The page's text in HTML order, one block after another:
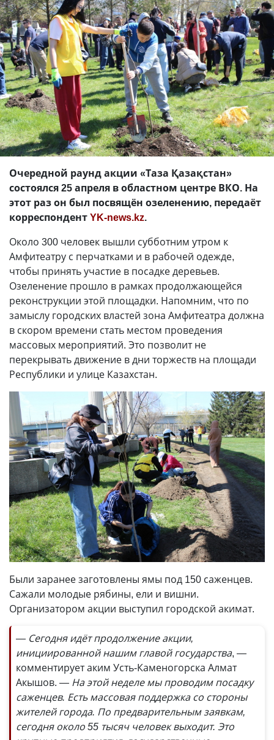
Очередной раунд акции «Таза Қазақстан»
состоялся 25 апреля в областном центре ВКО. На
этот раз он был посвящён озеленению, передаёт
корреспондентYK-news.kz.
Около 300 человек вышли субботним утром к
Амфитеатру с перчатками и в рабочей одежде,
чтобы принять участие в посадке деревьев.
Озеленение прошло в рамках продолжающейся
реконструкции этой площадки. Напомним, что по
замыслу городских властей зона Амфитеатра должна
в скором времени стать местом проведения
массовых мероприятий. Это позволит не
перекрывать движение в дни торжеств на площади
Республики и улице Казахстан.
Были заранее заготовлены ямы под 150 саженцев.
Сажали молодые рябины, ели и вишни.
Организатором акции выступил городской акимат.
— Сегодня идёт продолжение акции,
инициированной нашим главой государства, —
комментирует аким Усть-Каменогорска Алмат
Акышов. — На этой неделе мы проводим посадку
саженцев. Есть массовая поддержка со стороны
жителей города. По предварительным заявкам,
сегодня около 55 тысяч человек выходит. Это